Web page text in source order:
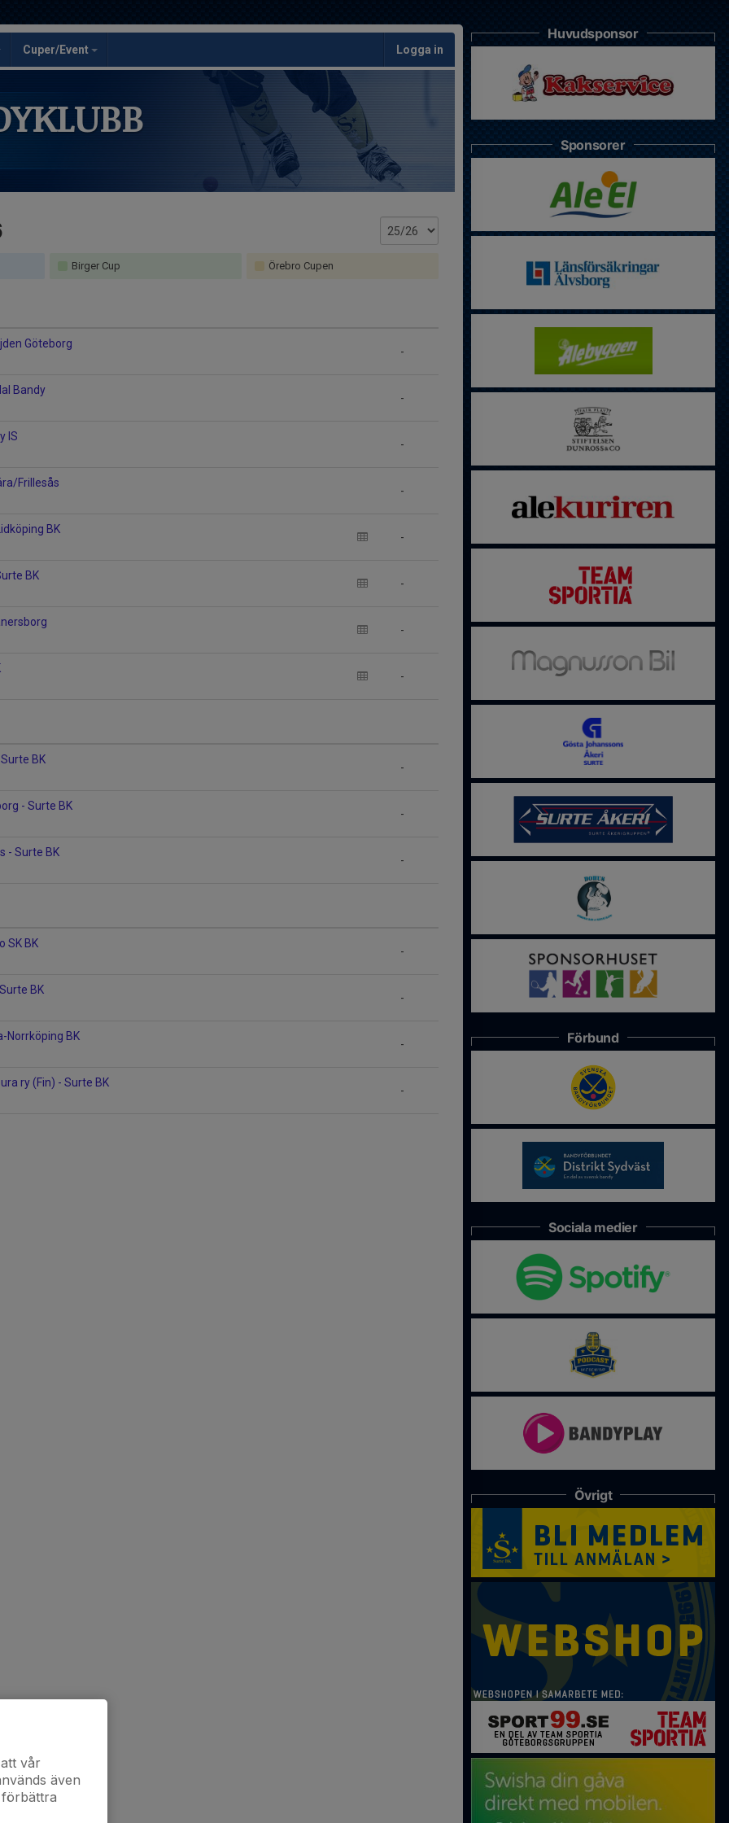
Cuper/Event Logga in
Birger Cup Örebro Cupen
-
Göteborg
-
Bandy
-
IS
-
Frillesås
-
BK
-
BK
-
-
-
BK
-
- Surte BK
-
- Surte BK
-
SK BK
-
BK
-
Norrköping BK
-
ry (Fin) - Surte BK
Huvudsponsor
Sponsorer
Förbund
Sociala medier
Övrigt
vår
även